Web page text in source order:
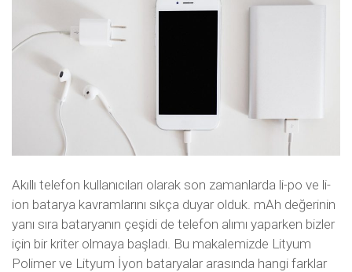
Akıllı telefon kullanıcıları olarak son zamanlarda li-po ve li-
ion batarya kavramlarını sıkça duyar olduk. mAh değerinin
yanı sıra bataryanın çeşidi de telefon alımı yaparken bizler
için bir kriter olmaya başladı. Bu makalemizde Lityum
Polimer ve Lityum İyon bataryalar arasında hangi farklar